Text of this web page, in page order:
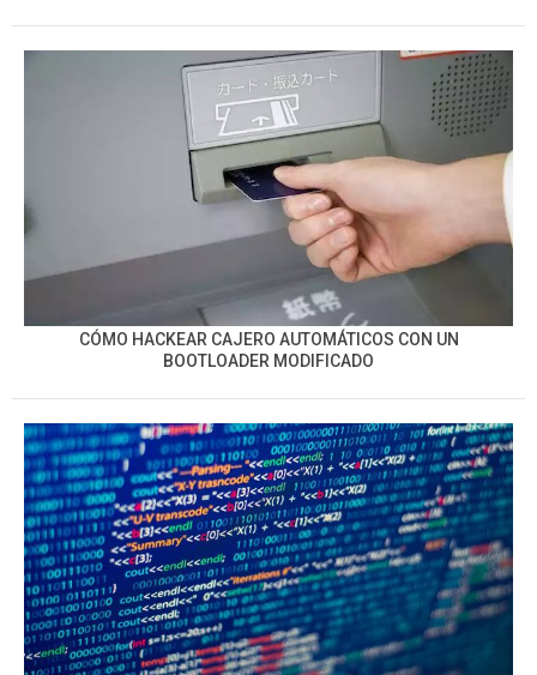
CÓMO HACKEAR CAJERO AUTOMÁTICOS CON UN
BOOTLOADER MODIFICADO